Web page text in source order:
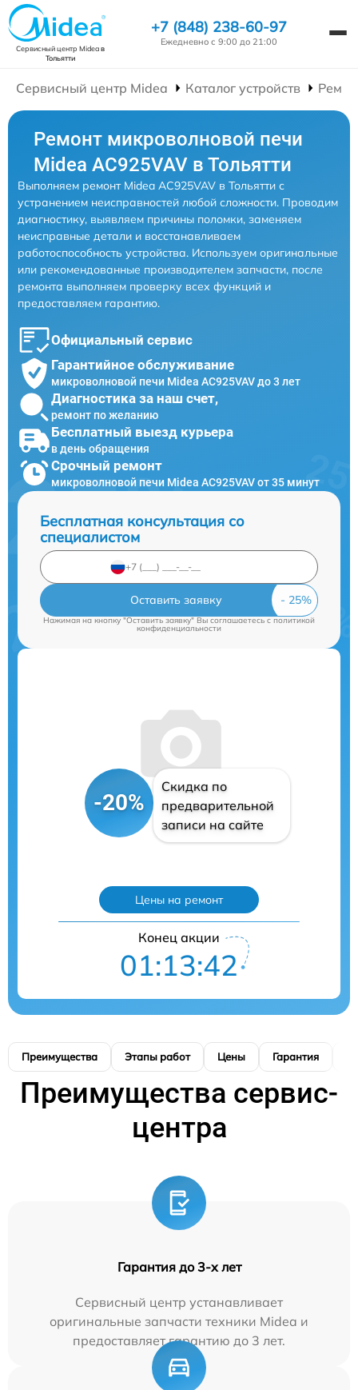
Сервисный центр Mideaв
Тольятти
+7 (848) 238-60-97
Ежедневно с 9:00 до 21:00
Сервисный центр Midea Каталог устройств
Ремонт микроволновой печи
Midea AC925VAV в Тольятти
Выполняем ремонт Midea AC925VAV в Тольятти с
устранением неисправностей любой сложности. Проводим
диагностику, выявляем причины поломки, заменяем
неисправные детали и восстанавливаем
работоспособность устройства. Используем оригинальные
или рекомендованные производителем запчасти, после
ремонта выполняем проверку всех функций и
предоставляем гарантию.
Официальный сервис
Гарантийное обслуживание
микроволновой печи Midea AC925VAV до 3 лет
Диагностика за наш счет,
ремонт по желанию
Бесплатный выезд курьера
в день обращения
Срочный ремонт
микроволновой печи Midea AC925VAV от 35 минут
Бесплатная консультация со
специалистом
Оставить заявку
Нажимая на кнопку "Оставить заявку" Вы соглашаетесь cполитикой
конфиденциальности
-20%
Скидка по
предварительной
записи на сайте
Цены на ремонт
Конец акции
01:13:41
Преимущества Этапы работ Цены Гарантия
Преимущества сервис-
центра
Гарантия до 3-х лет
Сервисный центр устанавливает
оригинальные запчасти техники Midea и
предоставляет гарантию до 3 лет.